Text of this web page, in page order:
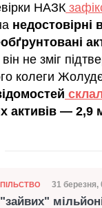
НАЗК
недостовірні
не зміг
колеги
активів — 2,9
Дата
31 березня,